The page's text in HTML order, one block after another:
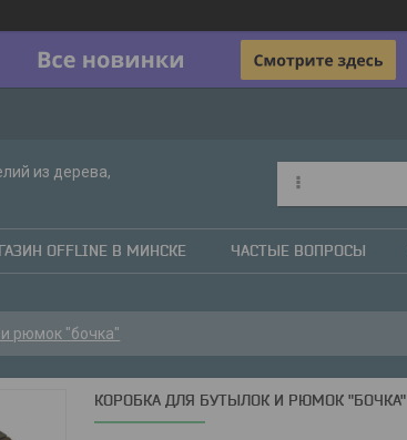
из дерева,
OFFLINE В МИНСКЕ ЧАСТЫЕ ВОПРОСЫ
рюмок "бочка"
КОРОБКА ДЛЯ БУТЫЛОК И РЮМОК "БОЧКА"